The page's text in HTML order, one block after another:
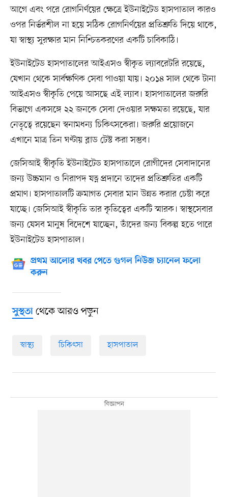
আগে এবং পরে রোগনির্ণয়ের ক্ষেত্রে ইউনাইটেড হাসপাতাল কারও
ওপর নির্ভরশীল না হয়ে সঠিক রোগনির্ণয়ের প্রতিশ্রুতি দিয়ে থাকে,
যা স্বাস্থ্য সুরক্ষার মান নিশ্চিতকরণের একটি চাবিকাঠি।
ইউনাইটেড হাসপাতালের আইএসও স্বীকৃত ল্যাবরেটরি রয়েছে,
যেখান থেকে সার্বক্ষণিক সেবা পাওয়া যায়। ২০১৪ সাল থেকে টানা
আইএসও স্বীকৃতি পেয়ে আসছে এই ল্যাব। হাসপাতালের জরুরি
বিভাগে একসঙ্গে ২২ জনকে সেবা দেওয়ার সক্ষমতা রয়েছে, যার
নেতৃত্বে রয়েছেন স্বনামধন্য চিকিৎসকেরা। জরুরি প্রয়োজনে
এখানে মাত্র তিন ঘণ্টায় ব্লাড টেস্ট করা সম্ভব।
জেসিআই স্বীকৃতি ইউনাইটেড হাসপাতালে রোগীদের সেবাদানের
জন্য উচ্চমান ও নিরাপদ যত্ন প্রদানে তাদের প্রতিশ্রুতির একটি
প্রমাণ। হাসপাতালটি ক্রমাগত সেবার মান উন্নত করার চেষ্টা করে
যাচ্ছে। জেসিআই স্বীকৃতি তার কৃতিত্বের একটি স্মারক। স্বাস্থসেবার
জন্য যেসব মানুষ বিদেশে যাচ্ছেন, তাঁদের জন্য বিকল্প হতে পারে
ইউনাইটেড হাসপাতাল।
প্রথম আলোর খবর পেতে গুগল নিউজ চ্যানেল ফলো
করুন
সুস্থতাথেকে আরও পড়ুন
স্বাস্থ্য চিকিৎসা হাসপাতাল